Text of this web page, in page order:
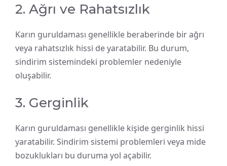
2. Ağrı ve Rahatsızlık
Karın guruldaması genellikle beraberinde bir ağrı
veya rahatsızlık hissi de yaratabilir. Bu durum,
sindirim sistemindeki problemler nedeniyle
oluşabilir.
3. Gerginlik
Karın guruldaması genellikle kişide gerginlik hissi
yaratabilir. Sindirim sistemi problemleri veya mide
bozuklukları bu duruma yol açabilir.